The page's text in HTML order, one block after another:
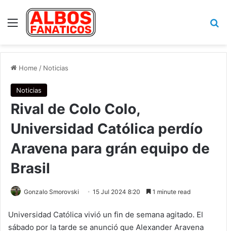
Menu
Home / Noticias
Noticias
Rival de Colo Colo,
Universidad Católica perdío
Aravena para grán equipo de
Brasil
Gonzalo Smorovski 15 Jul 2024 8:20 1 minute read
Universidad Católica vivió un fin de semana agitado. El
sábado por la tarde se anunció que Alexander Aravena